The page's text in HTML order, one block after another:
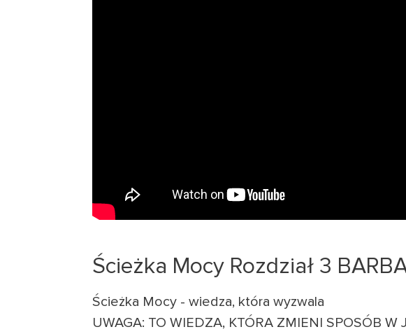
Ścieżka Mocy Rozdział 3
Ścieżka Mocy - wiedza, która wyzwala
UWAGA: TO WIEDZA, KTÓRA ZMIENI SPOSÓB W